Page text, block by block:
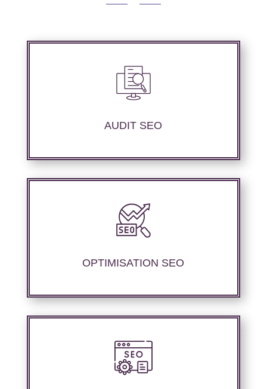
AUDIT SEO
Audit complet de votre site web à travers les
mots clés pertinents, les principaux
OPTIMISATION SEO
Nous offrons des services d’optimisation
technique de site web, d’ajustement de
performances de référencement..
Nous offrons un suivi et un rapport de
positionnement détaillé pour vous permettre